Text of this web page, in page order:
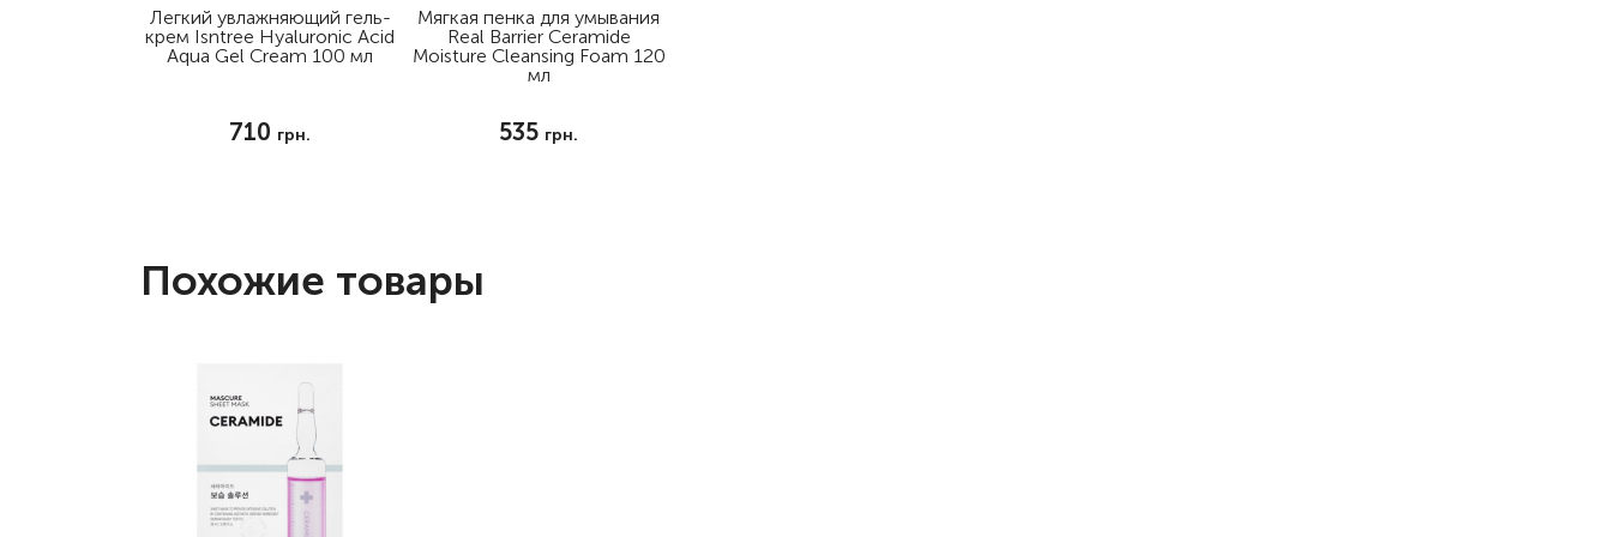
Легкий увлажняющий гель-
крем Isntree Hyaluronic Acid
Aqua Gel Cream 100 мл
710 грн.
Мягкая пенка для умывания
Real Barrier Ceramide
Moisture Cleansing Foam 120
мл
535 грн.
Похожие товары